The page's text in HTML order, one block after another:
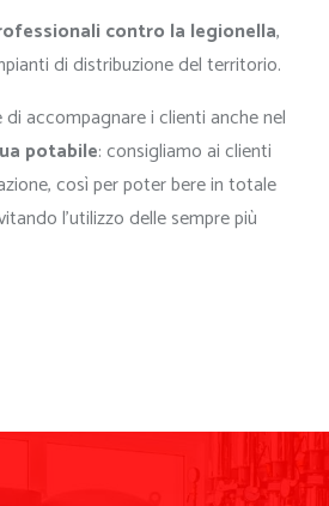
contro la legionella,
di distribuzione del territorio.
accompagnare i clienti anche nel
potabile: consigliamo ai clienti
così per poter bere in totale
l’utilizzo delle sempre più